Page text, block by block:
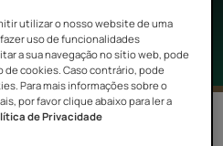
utilizar o nosso website de uma
uso de funcionalidades
a sua navegação no sítio web, pode
cookies. Caso contrário, pode
Para mais informações sobre o
por favor clique abaixo para ler a
de Privacidade